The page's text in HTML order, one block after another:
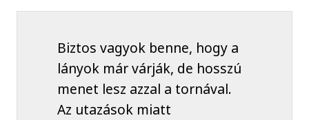
Biztos vagyok benne, hogy a
lányok már várják, de hosszú
menet lesz azzal a tornával.
Az utazások miatt